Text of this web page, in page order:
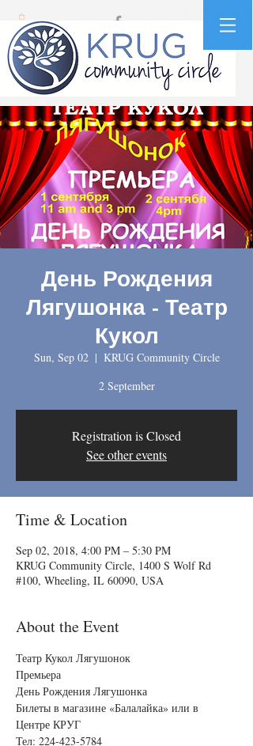
День Рождения
Лягушонка - Театр
Кукол
Sun, Sep 02
  |
KRUG Community Circle
2 September
Registration is Closed
See other events
Time & Location
Sep 02, 2018, 4:00 PM – 5:30 PM
KRUG Community Circle, 1400 S Wolf Rd
#100, Wheeling, IL 60090, USA
About the Event
Театр Кукол Лягушонок
Премьера
День Рождения Лягушонка
Билеты в магазине «Балалайка» или в
Центре КРУГ
Тел: 224-423-5784